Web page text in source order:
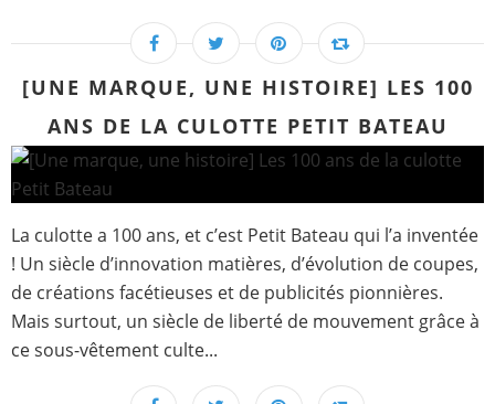
[UNE MARQUE, UNE HISTOIRE] LES 100
ANS DE LA CULOTTE PETIT BATEAU
La culotte a 100 ans, et c’est Petit Bateau qui l’a inventée
! Un siècle d’innovation matières, d’évolution de coupes,
de créations facétieuses et de publicités pionnières.
Mais surtout, un siècle de liberté de mouvement grâce à
ce sous-vêtement culte...